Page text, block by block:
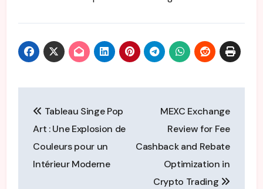
navigation
Tableau Singe Pop
Art : Une Explosion de
Couleurs pour un
Intérieur Moderne
MEXC Exchange
Review for Fee
Cashback and Rebate
Optimization in
Crypto Trading